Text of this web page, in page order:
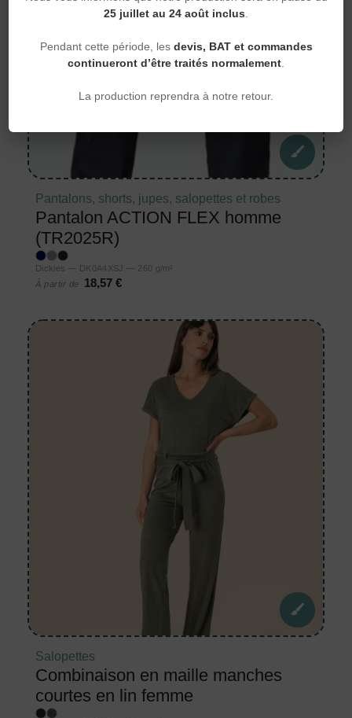
25 juillet au 24 août inclus
Pendant cette période, les devis, BAT et commandes
continueront d’être traités normalement
La production reprendra à notre retour.
Pantalons, shorts, jupes, salopettes et robes
Pantalon ACTION FLEX homme
(TR2025R)
Dickies — DK0A4XSJ — 260 g/m²
À partir de
18,57 €
Salopettes
Combinaison en maille manches
courtes en lin femme